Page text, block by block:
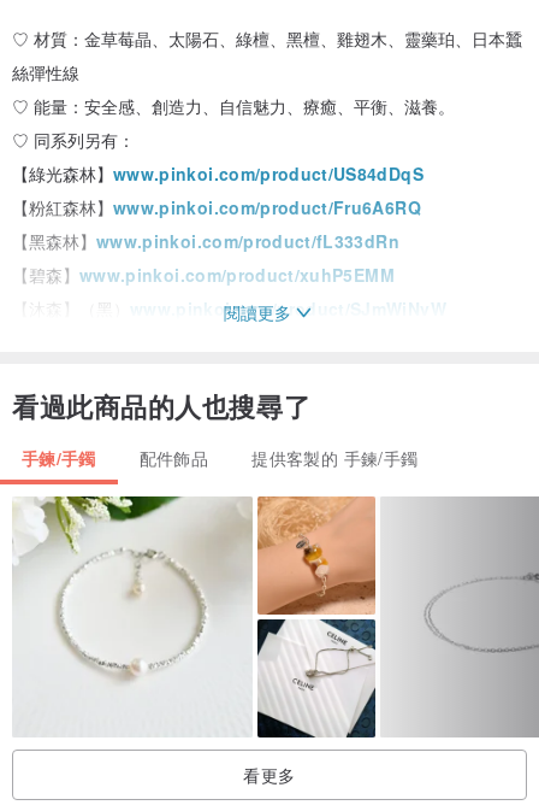
♡ 材質：金草莓晶、太陽石、綠檀、黑檀、雞翅木、靈藥珀、日本蠶
絲彈性線
♡ 能量：安全感、創造力、自信魅力、療癒、平衡、滋養。
♡ 同系列另有：
【綠光森林】 www.pinkoi.com/product/US84dDqS
【粉紅森林】 www.pinkoi.com/product/Fru6A6RQ
【黑森林】 www.pinkoi.com/product/fL333dRn
【碧森】 www.pinkoi.com/product/xuhP5EMM
【沐森】（黑）
www.pinkoi.com/product/SJmWiNvW
【橘枳】www.pinkoi.com/product/eXZEfr8T
【青香】www.pinkoi.com/product/eEgxgwDk
：：訂購注意 （若現成尺寸非您的手圍，可以另外客製）
* 訂購後請務必跟我們確認您的手圍， 以加速製作進度。請參考以下
『商品尺寸丈量方式』。由於尺寸不同，可能需在作品設計主題不變
的前提下，於材料與配件上有所增減。例如較短的手圍，會需拿掉某
幾顆配珠，較長的手圍則會添加幾顆珠子或配件等等，因此亦有酌收
材料費的可能。實際佩戴效果請參考佩戴情境照片所呈現之比例。
* 我們挑選的每件天然礦石、木珠、珍珠等材質皆有自身獨一無二的
閱讀更多
看過此商品的人也搜尋了
手鍊/手鐲 配件飾品 提供客製的 手鍊/手鐲
看更多